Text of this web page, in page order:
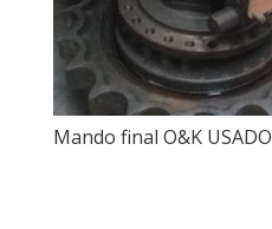
Mando final O&K USADO